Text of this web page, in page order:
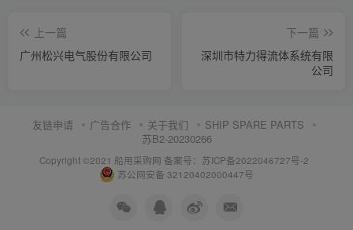
上一篇
广州松兴电气股份有限公司
下一篇
深圳市特力得流体系统有限
公司
友链申请 广告合作 关于我们
SHIP SPARE PARTS
苏B2-20230266
Copyright ©2021 船用采购网 备案号：苏ICP备2022046727号-2
苏公网安备 32120402000447号